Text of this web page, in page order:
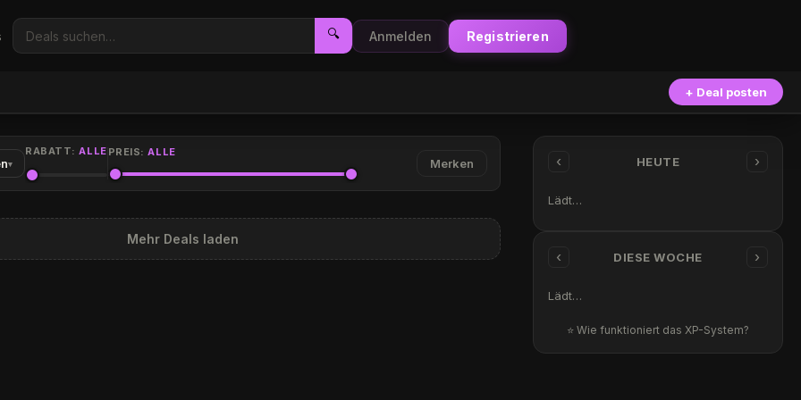
🔍 Anmelden Registrieren
+ Deal posten
▾
RABATT:ALLE PREIS:ALLE
Merken
Mehr Deals laden
‹ HEUTE ›
Lädt…
‹ DIESE WOCHE ›
Lädt…
⭐ Wie funktioniert das XP-System?